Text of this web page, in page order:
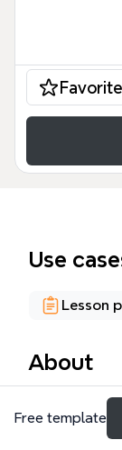
Use
Lesson
About
مدل‌سازی
Free template